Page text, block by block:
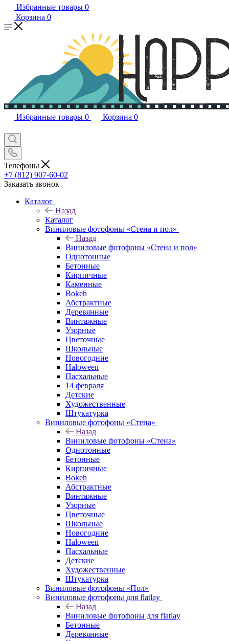
Избранные товары 0
Корзина 0
Избранные товары 0 Корзина 0
Телефоны
+7 (812) 907-60-02
Заказать звонок
Каталог
Назад
Каталог
Виниловые фотофоны «Стена и пол»
Назад
Виниловые фотофоны «Стена и пол»
Однотонные
Бетонные
Кирпичные
Каменные
Bokeh
Абстрактные
Деревянные
Винтажные
Узорные
Цветочные
Школьные
Новогодние
Haloween
Пасхальные
14 февраля
Детские
Художественные
Штукатурка
Виниловые фотофоны «Стена»
Назад
Виниловые фотофоны «Стена»
Однотонные
Бетонные
Кирпичные
Bokeh
Абстрактные
Винтажные
Узорные
Цветочные
Школьные
Новогодние
Haloween
Пасхальные
Детские
Художественные
Штукатурка
Виниловые фотофоны «Пол»
Виниловые фотофоны для flatlay
Назад
Виниловые фотофоны для flatlay
Бетонные
Деревянные